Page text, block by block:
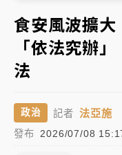
中颱白海豚風雨來
響最劇烈
白海豚逼近！北市
4800＋拖吊費
油價持續凍漲！ 中
▼
食安風波擴大
「依法究辦
法
政治 記者 法亞施
發布 2026/07/08